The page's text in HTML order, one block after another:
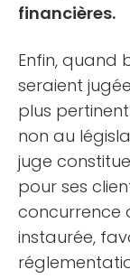
financières.
Enfin, quand
seraient
plus
non au
juge
pour ses
concurrence
instaurée,